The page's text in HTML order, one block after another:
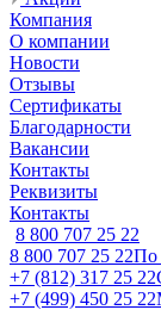
Компания
О компании
Новости
Отзывы
Сертификаты
Благодарности
Вакансии
Контакты
Реквизиты
Контакты
8 800 707 25 22
8 800 707 25 22По
+7 (812) 317 25 22
+7 (499) 450 25 22